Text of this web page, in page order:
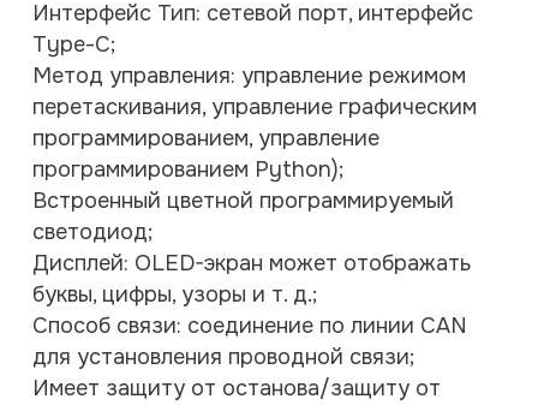
Интерфейс Тип: сетевой порт, интерфейс
Type-C;
Метод управления: управление режимом
перетаскивания, управление графическим
программированием, управление
программированием Python);
Встроенный цветной программируемый
светодиод;
Дисплей: OLED-экран может отображать
буквы, цифры, узоры и т. д.;
Способ связи: соединение по линии CAN
для установления проводной связи;
Имеет защиту от останова/защиту от